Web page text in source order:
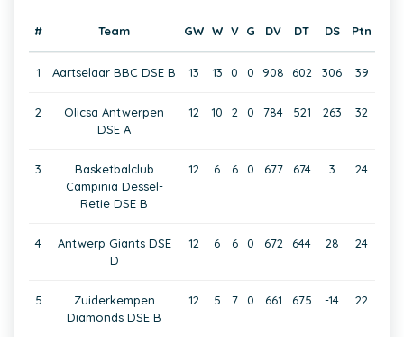
# Team GW W V G DV DT DS Ptn
1 Aartselaar BBC DSE B 13 13 0 0 908 602 306 39
2
Olicsa Antwerpen
DSE A
12 10 2 0 784 521 263 32
3
Basketbalclub
Campinia Dessel-
Retie DSE B
12 6 6 0 677 674 3 24
4
Antwerp Giants DSE
D
12 6 6 0 672 644 28 24
5
Zuiderkempen
Diamonds DSE B
12 5 7 0 661 675 -14 22